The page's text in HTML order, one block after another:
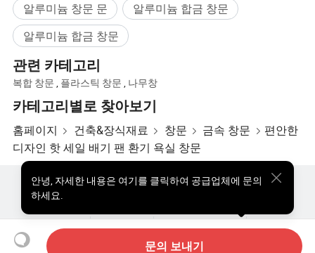
알루미늄 창문 문
알루미늄 합금 창문
알루미늄 합금 창문
관련 카테고리
복합 창문 , 플라스틱 창문 , 나무창
카테고리별로 찾아보기
홈페이지 건축&장식재료 창문 금속 창문
편안한
디자인 핫 세일 배기 팬 환기 욕실 창문
문의 보내기
안녕, 자세한 내용은 여기를 클릭하여 공급업체에 문의
하세요.
핫한 제품 핫 제품 가격 도매 핫 제품
스타 바이어
우리에 대하여
사용자 약관 개인정보 보호정책
연락하다
Copyright © 2026 Focus Technology Co., Ltd. All Rights Reserved